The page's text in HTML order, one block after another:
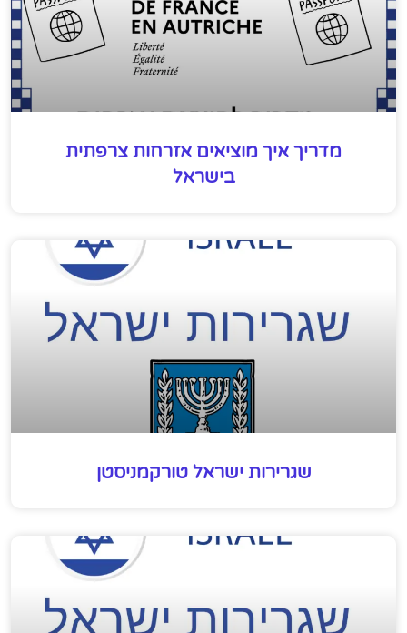
מדריך איך מוציאים אזרחות צרפתית
בישראל
שגרירות ישראל טורקמניסטן